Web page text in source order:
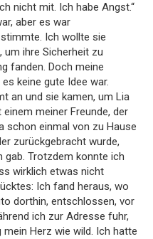
nicht mit. Ich habe Angst.“
aber es war
Ich wollte sie
ihre Sicherheit zu
fanden. Doch meine
keine gute Idee war.
an und sie kamen, um Lia
meiner Freunde, der
schon einmal von zu Hause
zurückgebracht wurde,
gab. Trotzdem konnte ich
wirklich etwas nicht
Ich fand heraus, wo
dorthin, entschlossen, vor
ich zur Adresse fuhr,
Herz wie wild. Ich hatte